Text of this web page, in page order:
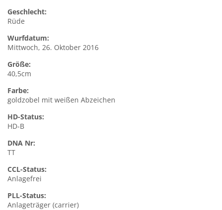
Geschlecht:
Rüde
Wurfdatum:
Mittwoch, 26. Oktober 2016
Größe:
40,5cm
Farbe:
goldzobel mit weißen Abzeichen
HD-Status:
HD-B
DNA Nr:
TT
CCL-Status:
Anlagefrei
PLL-Status:
Anlageträger (carrier)